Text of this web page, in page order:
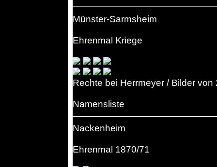
Münster-Sarmsheim
Ehrenmal Kriege
Rechte bei Herrmeyer / Bilder von
Namensliste
Nackenheim
Ehrenmal 1870/71